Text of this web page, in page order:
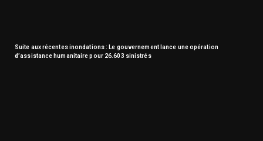
Suite aux récentes inondations : Le gouvernement lance une opération
d’assistance humanitaire pour 26.603 sinistrés